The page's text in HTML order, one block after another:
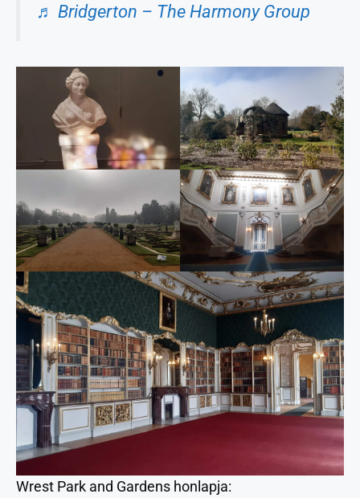
♬ Bridgerton – The Harmony Group
Wrest Park and Gardens honlapja: